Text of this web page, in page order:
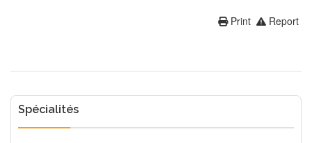
Report
Print
Spécialités